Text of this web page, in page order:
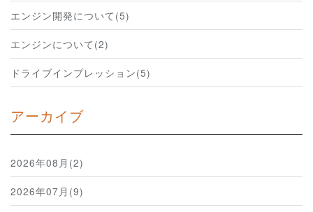
エンジン開発について(5)
エンジンについて(2)
ドライブインプレッション(5)
アーカイブ
2026年08月(2)
2026年07月(9)